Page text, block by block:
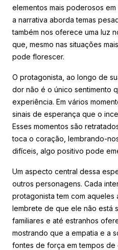
elementos mais poderosos em
a narrativa aborda temas
também nos oferece uma luz
que, mesmo nas situações
pode florescer.
O protagonista, ao longo de
dor não é o único sentimento
experiência. Em vários
sinais de esperança que o
Esses momentos são
toca o coração, lembrando-
difíceis, algo positivo pode
Um aspecto central dessa
outros personagens. Cada
protagonista tem com
lembrete de que ele não está
familiares e até estranhos
mostrando que a empatia e a
fontes de força em tempos de